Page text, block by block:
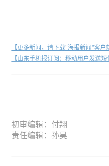
【更多新闻，请下载"海报新闻"客户
【山东手机报订阅：移动用户发送短
初审编辑：付翔
责任编辑：孙昊